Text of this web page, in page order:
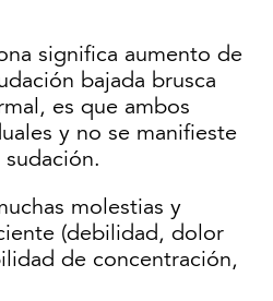
significa aumento de
bajada brusca
es que ambos
y no se manifieste
molestias y
(debilidad, dolor
de concentración,